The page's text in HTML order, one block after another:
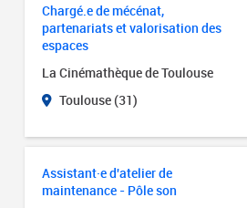
Chargé.e de mécénat,
partenariats et valorisation des
espaces
La Cinémathèque de Toulouse
Toulouse (31)
Assistant·e d'atelier de
maintenance - Pôle son